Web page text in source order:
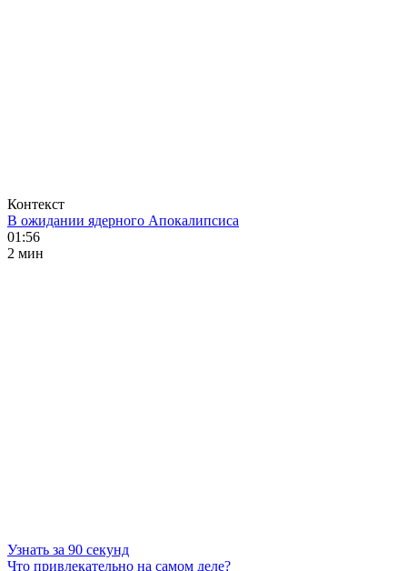
Контекст
В ожидании ядерного Апокалипсиса
01:56
2 мин
Узнать за 90 секунд
Что привлекательно на самом деле?